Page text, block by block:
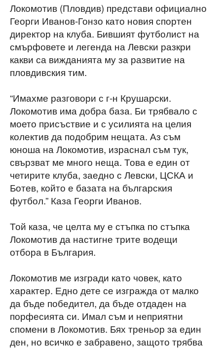
Локомотив (Пловдив) представи официално
Георги Иванов-Гонзо като новия спортен
директор на клуба. Бившият футболист на
смърфовете и легенда на Левски разкри
какви са вижданията му за развитие на
пловдивския тим.
“Имахме разговори с г-н Крушарски.
Локомотив има добра база. Би трябвало с
моето присъствие и с усилията на целия
колектив да подобрим нещата. Аз съм
юноша на Локомотив, израснал съм тук,
свързват ме много неща. Това е един от
четирите клуба, заедно с Левски, ЦСКА и
Ботев, който е базата на българския
футбол.” Каза Георги Иванов.
Той каза, че целта му е стъпка по стъпка
Локомотив да настигне трите водещи
отбора в България.
Локомотив ме изгради като човек, като
характер. Едно дете се изгражда от малко
да бъде победител, да бъде отдаден на
порфесията си. Имал съм и неприятни
спомени в Локомотив. Бях треньор за един
ден, но всичко е забравено, защото трябва